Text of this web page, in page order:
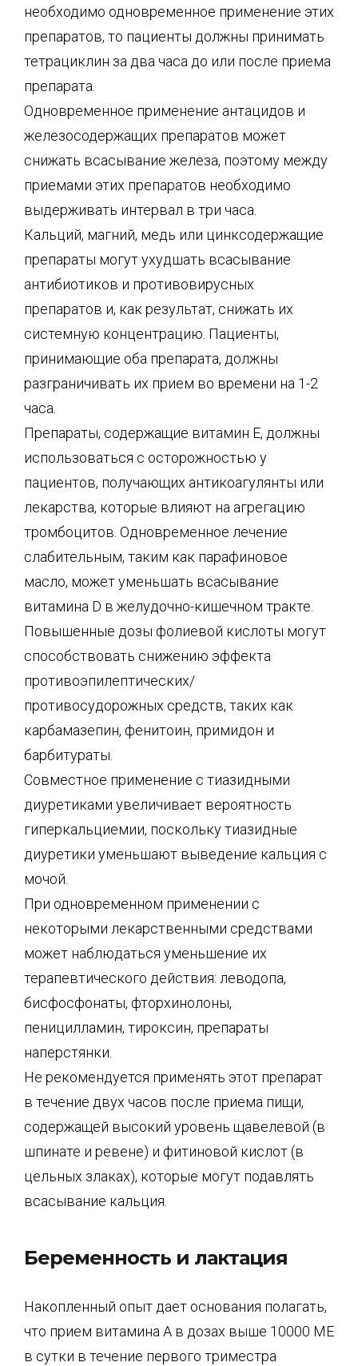
необходимо одновременное применение этих
препаратов, то пациенты должны принимать
тетрациклин за два часа до или после приема
препарата.
Одновременное применение антацидов и
железосодержащих препаратов может
снижать всасывание железа, поэтому между
приемами этих препаратов необходимо
выдерживать интервал в три часа.
Кальций, магний, медь или цинксодержащие
препараты могут ухудшать всасывание
антибиотиков и противовирусных
препаратов и, как результат, снижать их
системную концентрацию. Пациенты,
принимающие оба препарата, должны
разграничивать их прием во времени на 1-2
часа.
Препараты, содержащие витамин Е, должны
использоваться с осторожностью у
пациентов, получающих антикоагулянты или
лекарства, которые влияют на агрегацию
тромбоцитов. Одновременное лечение
слабительным, таким как парафиновое
масло, может уменьшать всасывание
витамина D в желудочно-кишечном тракте.
Повышенные дозы фолиевой кислоты могут
способствовать снижению эффекта
противоэпилептических/
противосудорожных средств, таких как
карбамазепин, фенитоин, примидон и
барбитураты.
Совместное применение с тиазидными
диуретиками увеличивает вероятность
гиперкальциемии, поскольку тиазидные
диуретики уменьшают выведение кальция с
мочой.
При одновременном применении с
некоторыми лекарственными средствами
может наблюдаться уменьшение их
терапевтического действия: леводопа,
бисфосфонаты, фторхинолоны,
пеницилламин, тироксин, препараты
наперстянки.
Не рекомендуется применять этот препарат
в течение двух часов после приема пищи,
содержащей высокий уровень щавелевой (в
шпинате и ревене) и фитиновой кислот (в
цельных злаках), которые могут подавлять
всасывание кальция.
Беременность и лактация
Накопленный опыт дает основания полагать,
что прием витамина А в дозах выше 10000 МЕ
в сутки в течение первого триместра